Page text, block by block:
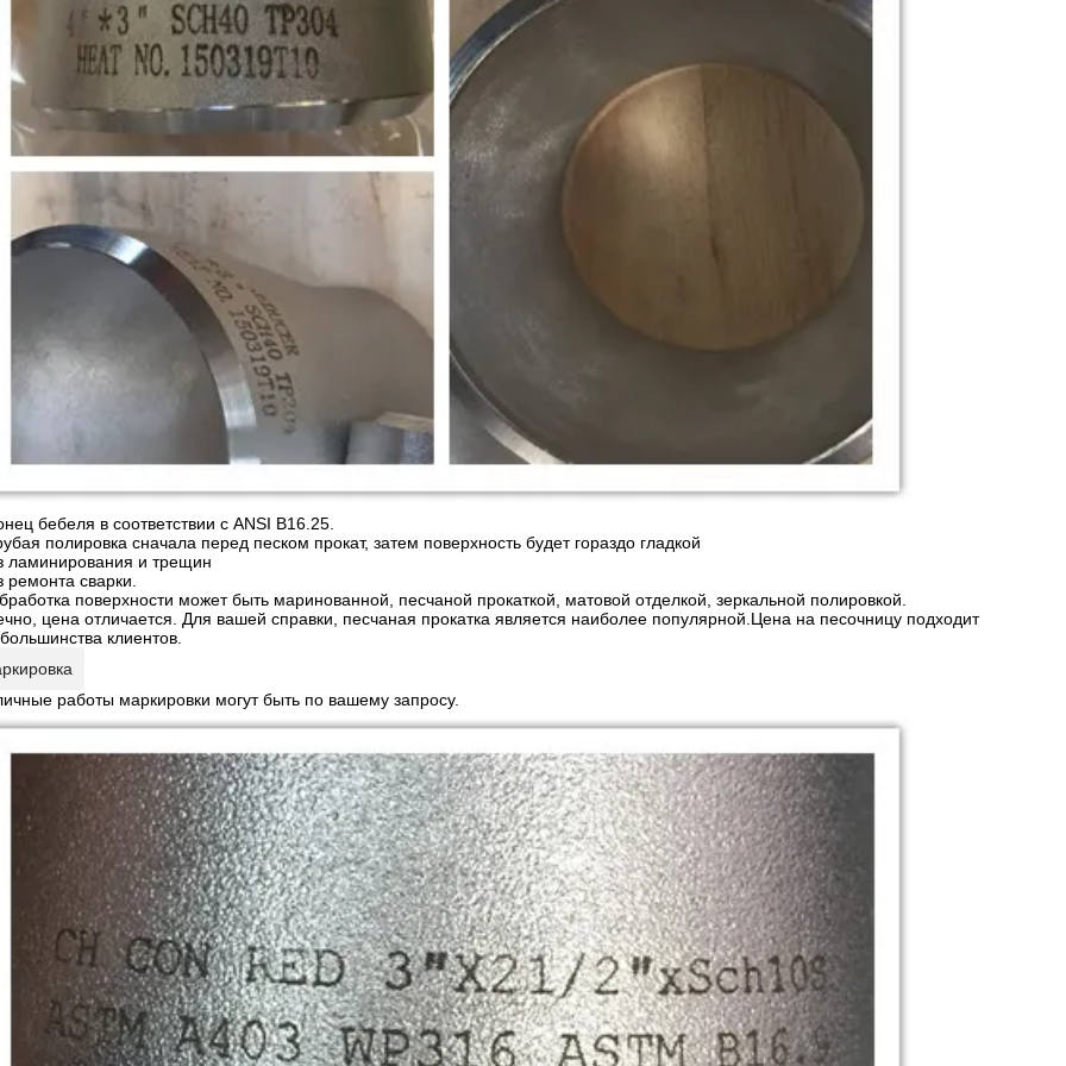
бебеля в соответствии с ANSI B16.25.
полировка сначала перед песком прокат, затем поверхность будет гораздо гладкой
ламинирования и трещин
ремонта сварки.
поверхности может быть маринованной, песчаной прокаткой, матовой отделкой, зеркальной полировкой.
цена отличается. Для вашей справки, песчаная прокатка является наиболее популярной.Цена на песочницу подходит
клиентов.
работы маркировки могут быть по вашему запросу.